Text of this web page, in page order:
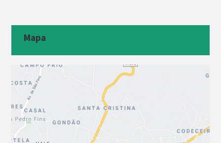
Mapa